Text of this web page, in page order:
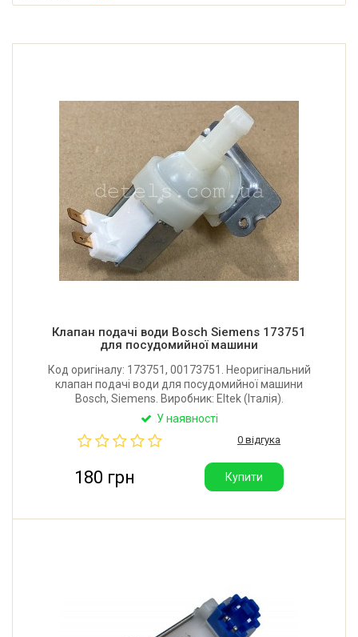
Клапан подачі води Bosch Siemens 173751
для посудомийної машини
Код оригіналу: 173751, 00173751. Неоригінальний
клапан подачі води для посудомийної машини
Bosch, Siemens. Виробник: Eltek (Італія).
У наявності
0 відгука
180 грн Купити